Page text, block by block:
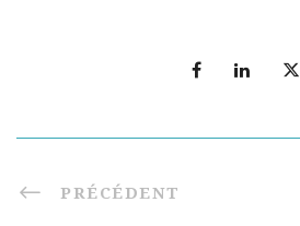
PRÉCÉDENT